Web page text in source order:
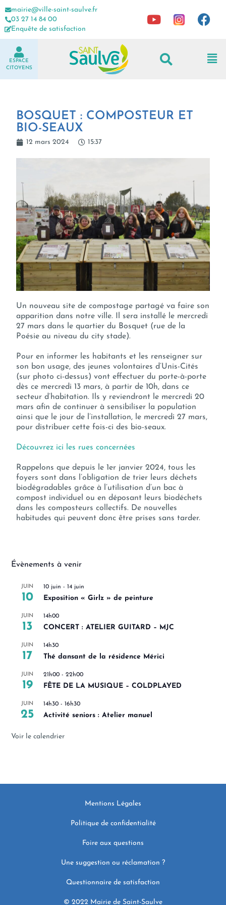
mairie@ville-saint-saulve.fr
03 27 14 84 00
Enquête de satisfaction
ESPACE
CITOYENS
BOSQUET : COMPOSTEUR ET
BIO-SEAUX
12 mars 2024 15:37
Un nouveau site de compostage partagé va faire son
apparition dans notre ville. Il sera installé le mercredi
27 mars dans le quartier du Bosquet (rue de la
Poésie au niveau du city stade).
Pour en informer les habitants et les renseigner sur
son bon usage, des jeunes volontaires d’Unis-Cités
(sur photo ci-dessus) vont effectuer du porte-à-porte
dès ce mercredi 13 mars, à partir de 10h, dans ce
secteur d’habitation. Ils y reviendront le mercredi 20
mars afin de continuer à sensibiliser la population
ainsi que le jour de l’installation, le mercredi 27 mars,
pour distribuer cette fois-ci des bio-seaux.
Découvrez ici les rues concernées
Rappelons que depuis le 1er janvier 2024, tous les
foyers sont dans l’obligation de trier leurs déchets
biodégradables grâce à l’utilisation d’un bac à
compost individuel ou en déposant leurs biodéchets
dans les composteurs collectifs. De nouvelles
habitudes qui peuvent donc être prises sans tarder.
Évènements à venir
JUIN
10
10 juin -14 juin
Exposition « Girlz » de peinture
JUIN
13
14h00
CONCERT : ATELIER GUITARD – MJC
JUIN
17
14h30
Thé dansant de la résidence Mérici
JUIN
19
21h00 -22h00
FÊTE DE LA MUSIQUE – COLDPLAYED
JUIN
25
14h30 -16h30
Activité seniors : Atelier manuel
Voir le calendrier
Mentions Légales
Politique de confidentialité
Foire aux questions
Une suggestion ou réclamation ?
Questionnaire de satisfaction
© 2022 Mairie de Saint-Saulve